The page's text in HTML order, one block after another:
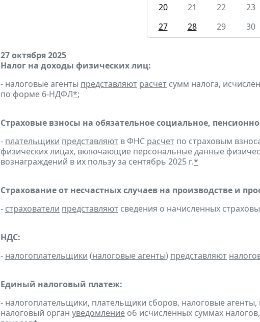
20
21 22 23
27
28 29 30
27 октября 2025
Налог на доходы физических лиц:
- налоговые агенты представляют расчет сумм налога,
по форме 6-НДФЛ*;
Страховые взносы на обязательное социальное,
- плательщики представляют в ФНС расчет по страховым
физических лицах, включающие персональные данные
вознаграждений в их пользу за сентябрь 2025 г.*
Страхование от несчастных случаев на производстве и
- страхователи представляют сведения о начисленных
НДС:
- налогоплательщики (налоговые агенты) представляют
Единый налоговый платеж:
- налогоплательщики, плательщики сборов, налоговые
налоговый орган уведомление об исчисленных суммах